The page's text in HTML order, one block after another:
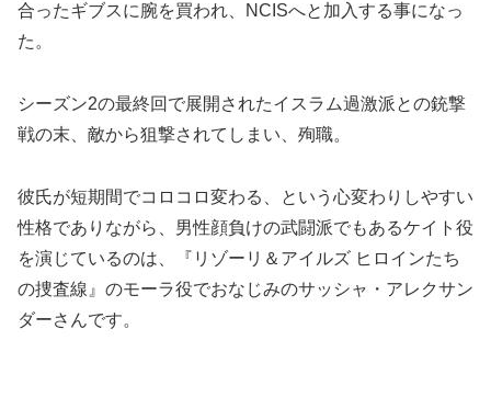
合ったギブスに腕を買われ、NCISへと加入する事になっ
た。
シーズン2の最終回で展開されたイスラム過激派との銃撃
戦の末、敵から狙撃されてしまい、殉職。
彼氏が短期間でコロコロ変わる、という心変わりしやすい
性格でありながら、男性顔負けの武闘派でもあるケイト役
を演じているのは、『リゾーリ＆アイルズ ヒロインたち
の捜査線』のモーラ役でおなじみのサッシャ・アレクサン
ダーさんです。